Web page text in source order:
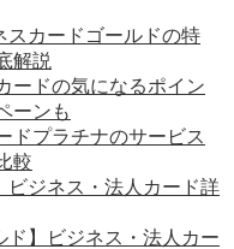
スカードゴールドの特
解説
ードの気になるポイン
ーンも
ドプラチナのサービス
較
ビジネス・法人カード詳
ド】ビジネス・法人カー